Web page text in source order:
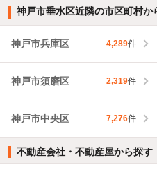
神戸市垂水区近隣の市区町村か
神戸市兵庫区 4,289件
神戸市須磨区 2,319件
神戸市中央区 7,276件
不動産会社・不動産屋から探す